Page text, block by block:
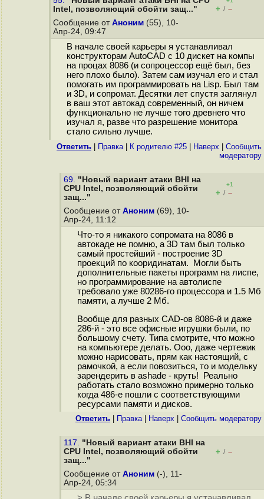
Intel, позволяющий обойти защ..."
+ / –
Сообщение от Аноним (55), 10-
Апр-24, 09:47
В начале своей карьеры я устанавливал
конструкторам AutoCAD с 10 дискет на компы
на процах 8086 (и сопроцессор ещё был, без
него плохо было). Затем сам изучал его и стал
помогать им программировать на Lisp. Был там
и 3D, и сопромат. Десятки лет спустя заглянул
в ваш этот автокад современный, он ничем
функционально не лучше того древнего что
изучал я, разве что разрешение монитора
стало сильно лучше.
Ответить Правка| К родителю #25 Наверх
Cообщить
модератору
69. "Новый вариант атаки BHI на
CPU Intel, позволяющий обойти
защ..."
+1
+ / –
Сообщение от Аноним (69), 10-
Апр-24, 11:12
Что-то я никакого сопромата на 8086 в
автокаде не помню, а 3D там был только
самый простейший - построение 3D
проекций по кооридинатам. Могли быть
дополнительные пакеты программ на лиспе,
но программирование на автолиспе
требовало уже 80286-го процессора и 1.5 Мб
памяти, а лучше 2 Мб.
Вообще для разных CAD-ов 8086-й и даже
286-й - это все офисные игрушки были, по
большому счету. Типа смотрите, что можно
на компьютере делать. Ооо, даже чертежик
можно нарисовать, прям как настоящий, с
рамочкой, а если повозиться, то и модельку
зарендерить в ashade - круть! Реально
работать стало возможно примерно только
когда 486-е пошли с соответствующими
ресурсами памяти и дисков.
Ответить Правка| Наверх Cообщить модератору
117. "Новый вариант атаки BHI на
CPU Intel, позволяющий обойти
защ..."
+ / –
Сообщение от Аноним (-), 11-
Апр-24, 05:34